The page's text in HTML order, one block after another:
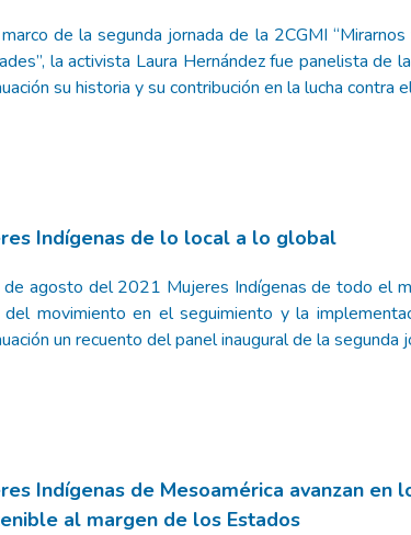
de la segunda jornada de la 2CGMI
la activista Laura Hernández fue panelista de
su historia y su contribución en la lucha contra
Indígenas de lo local a lo global
agosto del 2021 Mujeres Indígenas de todo el
movimiento en el seguimiento y la
un recuento del panel inaugural de la segunda
Indígenas de Mesoamérica avanzan en
al margen de los Estados